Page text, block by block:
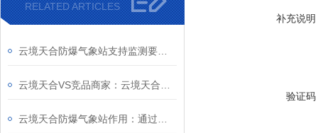
RELATED ARTICLES
补充说明
验证码